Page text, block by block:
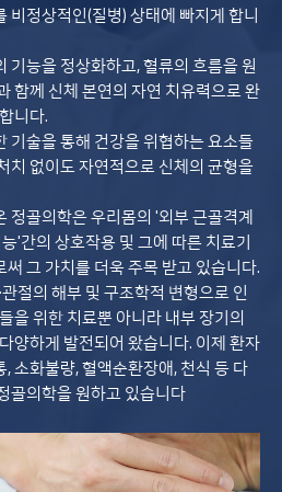
비정상적인(질병) 상태에 빠지게 합니
기능을 정상화하고, 혈류의 흐름을 원
함께 신체 본연의 자연 치유력으로 완
니다.
기술을 통해 건강을 위협하는 요소들
치 없이도 자연적으로 신체의 균형을
정골의학은 우리몸의 '외부 근골격계
'간의 상호작용 및 그에 따른 치료기
그 가치를 더욱 주목 받고 있습니다.
절의 해부 및 구조학적 변형으로 인
을 위한 치료뿐 아니라 내부 장기의
양하게 발전되어 왔습니다. 이제 환자
소화불량, 혈액순환장애, 천식 등 다
골의학을 원하고 있습니다